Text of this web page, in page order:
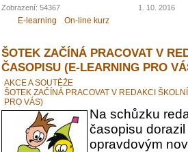
Zobrazení: 54367 1. 10. 2016
E-learning On-line kurz
ŠOTEK ZAČÍNÁ PRACOVAT V
ČASOPISU (E-LEARNING PRO
AKCE A SOUTĚŽE
ŠOTEK ZAČÍNÁ PRACOVAT V REDAKCI
PRO VÁS)
Na schůzku
časopisu
opravdovým